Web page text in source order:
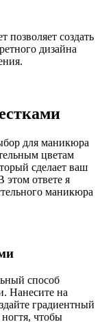
позволяет создать
дизайна
для маникюра
цветам
сделает ваш
ответе я
маникюра
способ
Нанесите на
градиентный
чтобы